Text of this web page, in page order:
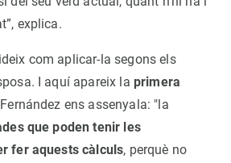
explica.
com aplicar-la segons els
I aquí apareix la primera
ens assenyala: "la
que poden tenir les
fer aquests càlculs, perquè no